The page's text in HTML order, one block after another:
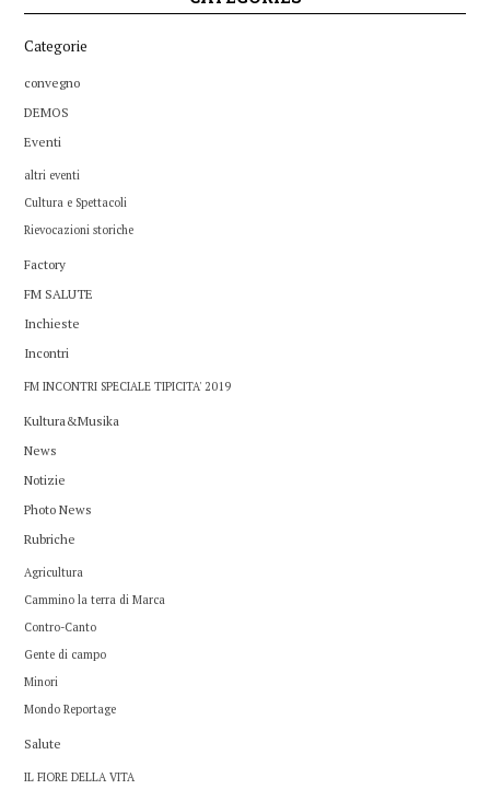
Categorie
convegno
DEMOS
Eventi
altri eventi
Cultura e Spettacoli
Rievocazioni storiche
Factory
FM SALUTE
Inchieste
Incontri
FM INCONTRI SPECIALE TIPICITA' 2019
Kultura&Musika
News
Notizie
Photo News
Rubriche
Agricultura
Cammino la terra di Marca
Contro-Canto
Gente di campo
Minori
Mondo Reportage
Salute
IL FIORE DELLA VITA